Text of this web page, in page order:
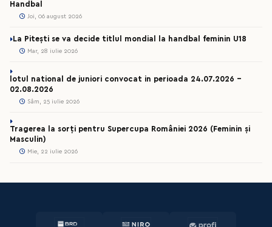
Handbal
Joi, 06 august 2026
La Pitești se va decide titlul mondial la handbal feminin U18
Mar, 28 iulie 2026
lotul national de juniori convocat in perioada 24.07.2026 –
02.08.2026
Sâm, 25 iulie 2026
Tragerea la sorți pentru Supercupa României 2026 (Feminin și
Masculin)
Mie, 22 iulie 2026